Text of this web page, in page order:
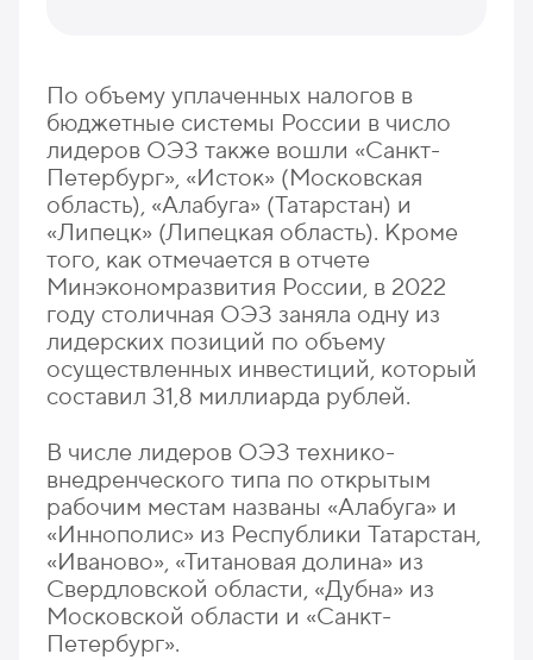
По объему уплаченных налогов в
бюджетные системы России в число
лидеров ОЭЗ также вошли «Санкт-
Петербург», «Исток» (Московская
область), «Алабуга» (Татарстан) и
«Липецк» (Липецкая область). Кроме
того, как отмечается в отчете
Минэкономразвития России, в 2022
году столичная ОЭЗ заняла одну из
лидерских позиций по объему
осуществленных инвестиций, который
составил 31,8 миллиарда рублей.
В числе лидеров ОЭЗ технико-
внедренческого типа по открытым
рабочим местам названы «Алабуга» и
«Иннополис» из Республики Татарстан,
«Иваново», «Титановая долина» из
Свердловской области, «Дубна» из
Московской области и «Санкт-
Петербург».